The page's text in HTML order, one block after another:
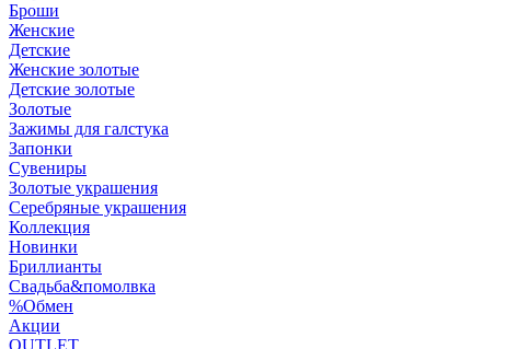
Броши
Женские
Детские
Женские золотые
Детские золотые
Золотые
Зажимы для галстука
Запонки
Сувениры
Золотые украшения
Серебряные украшения
Коллекция
Новинки
Бриллианты
Свадьба&помолвка
%Обмен
Акции
OUTLET